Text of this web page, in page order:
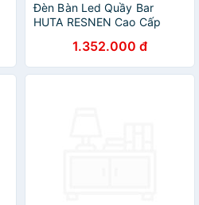
Đèn Bàn Led Quầy Bar
HUTA RESNEN Cao Cấp
Chỉnh Ánh Sáng Vàng Trang
Trí Quán Cà Phê, Nhà Hàng,
Sự Kiện
1.352.000 đ